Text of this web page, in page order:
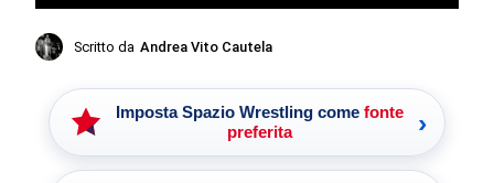
Scritto da Andrea Vito Cautela
Imposta Spazio Wrestling come fonte
preferita
›